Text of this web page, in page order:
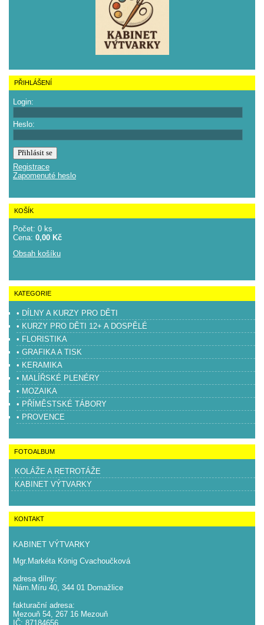
PŘIHLÁŠENÍ
Login:
Heslo:
Registrace
Zapomenuté heslo
KOŠÍK
Počet: 0 ks
Cena: 0,00 Kč
Obsah košíku
KATEGORIE
• DÍLNY A KURZY PRO DĚTI
• KURZY PRO DĚTI 12+ A DOSPĚLÉ
• FLORISTIKA
• GRAFIKA A TISK
• KERAMIKA
• MALÍŘSKÉ PLENÉRY
• MOZAIKA
• PŘÍMĚSTSKÉ TÁBORY
• PROVENCE
FOTOALBUM
KOLÁŽE A RETROTÁŽE
KABINET VÝTVARKY
KONTAKT
KABINET VÝTVARKY
Mgr.Markéta König Cvachoučková
adresa dílny:
Nám.Míru 40, 344 01 Domažlice
fakturační adresa:
Mezouň 54, 267 16 Mezouň
IČ: 87184656